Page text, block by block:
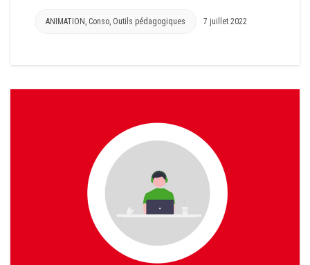
ANIMATION, Conso, Outils pédagogiques 7 juillet 2022